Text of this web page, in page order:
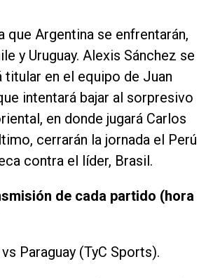
que Argentina se enfrentarán,
y Uruguay. Alexis Sánchez se
titular en el equipo de Juan
intentará bajar al sorpresivo
en donde jugará Carlos
cerrarán la jornada el Perú
contra el líder, Brasil.
de cada partido (hora
Paraguay (TyC Sports).